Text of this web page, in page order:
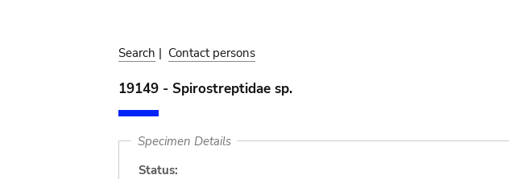
Search | Contact persons
19149 - Spirostreptidae sp.
Specimen Details
Status: